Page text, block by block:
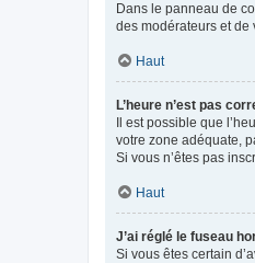
Dans le panneau de
des modérateurs et de
Haut
L’heure n’est pas
Il est possible que
votre zone adéquate,
Si vous n’êtes pas
Haut
J’ai réglé le fuseau
Si vous êtes certain